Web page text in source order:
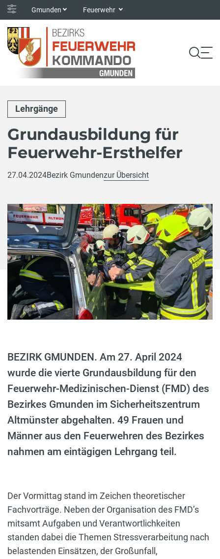
Gmunden Feuerwehr
Lehrgänge
Grundausbildung für
Feuerwehr-Ersthelfer
27.04.2024Bezirk Gmundenzur Übersicht
BEZIRK GMUNDEN. Am 27. April 2024
wurde die vierte Grundausbildung für den
Feuerwehr-Medizinischen-Dienst (FMD) des
Bezirkes Gmunden im Sicherheitszentrum
Altmünster abgehalten. 49 Frauen und
Männer aus den Feuerwehren des Bezirkes
nahmen am eintägigen Lehrgang teil.
Der Vormittag stand im Zeichen theoretischer
Fachvorträge. Neben der Organisation des FMD’s
mitsamt Aufgaben und Verantwortlichkeiten
standen dabei die Themen Stressverarbeitung nach
belastenden Einsätzen, der Großunfall,